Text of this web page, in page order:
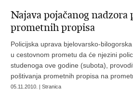
Najava pojačanog nadzora
prometnih propisa
Policijska uprava bjelovarsko-
u cestovnom prometu da će njezini
studenoga ove godine (subota),
poštivanja prometnih propisa na
05.11.2010. | Stranica